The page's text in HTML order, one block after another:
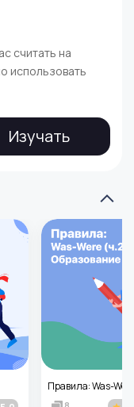
считать на
использовать
Изучать